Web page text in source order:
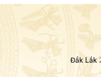
Đắk Lắk